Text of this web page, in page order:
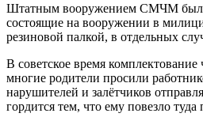
Штатным вооружением СМЧМ были
состоящие на вооружении в
резиновой палкой, в отдельных
В советское время
многие родители просили
нарушителей и залётчиков
гордится тем, что ему повезло